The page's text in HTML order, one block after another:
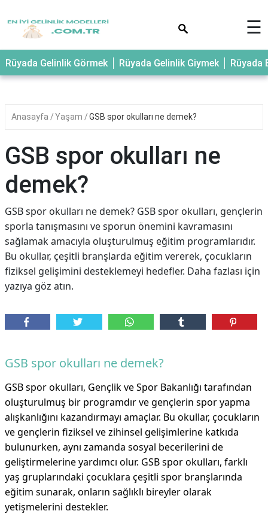
☰
Rüyada Gelinlik Görmek Rüyada Gelinlik Giymek Rüyada
Anasayfa Yaşam GSB spor okulları ne demek?
GSB spor okulları ne
demek?
GSB spor okulları ne demek? GSB spor okulları, gençlerin
sporla tanışmasını ve sporun önemini kavramasını
sağlamak amacıyla oluşturulmuş eğitim programlarıdır.
Bu okullar, çeşitli branşlarda eğitim vererek, çocukların
fiziksel gelişimini desteklemeyi hedefler. Daha fazlası için
yazıya göz atın.
GSB spor okulları ne demek?
GSB spor okulları, Gençlik ve Spor Bakanlığı tarafından
oluşturulmuş bir programdır ve gençlerin spor yapma
alışkanlığını kazandırmayı amaçlar. Bu okullar, çocukların
ve gençlerin fiziksel ve zihinsel gelişimlerine katkıda
bulunurken, aynı zamanda sosyal becerilerini de
geliştirmelerine yardımcı olur. GSB spor okulları, farklı
yaş gruplarındaki çocuklara çeşitli spor branşlarında
eğitim sunarak, onların sağlıklı bireyler olarak
yetişmelerini destekler.